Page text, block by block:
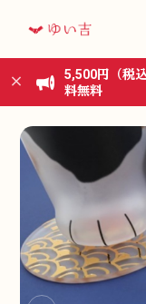
5,500円（税
料無料